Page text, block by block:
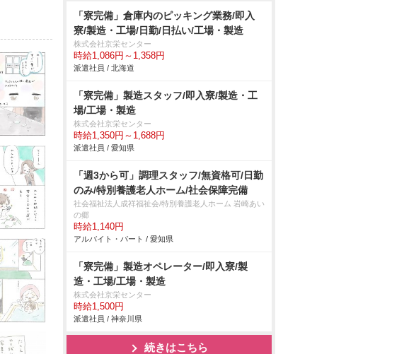
「寮完備」倉庫内のピッキング業務/即入
寮/製造・工場/日勤/日払い/工場・製造
株式会社京栄センター
時給1,086円～1,358円
派遣社員 / 北海道
「寮完備」製造スタッフ/即入寮/製造・工
場/工場・製造
株式会社京栄センター
時給1,350円～1,688円
派遣社員 / 愛知県
「週3から可」調理スタッフ/無資格可/日勤
のみ/特別養護老人ホーム/社会保障完備
社会福祉法人成祥福祉会/特別養護老人ホーム 岩崎あい
の郷
時給1,140円
アルバイト・パート / 愛知県
「寮完備」製造オペレーター/即入寮/製
造・工場/工場・製造
株式会社京栄センター
時給1,500円
派遣社員 / 神奈川県
続きはこちら